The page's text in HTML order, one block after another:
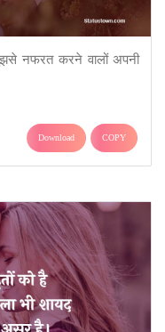
नफरत करने वालों अपनी
Download COPY